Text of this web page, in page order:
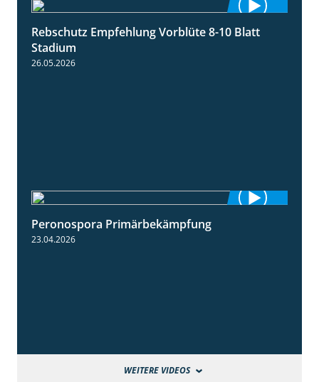
1:55
Rebschutz Empfehlung Vorblüte 8-10 Blatt
Stadium
26.05.2026
Peronospora Primärbekämpfung
23.04.2026
WEITERE VIDEOS